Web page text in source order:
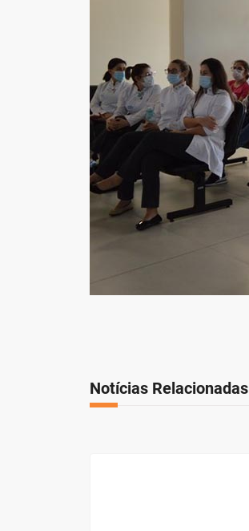
Notícias Relacionadas